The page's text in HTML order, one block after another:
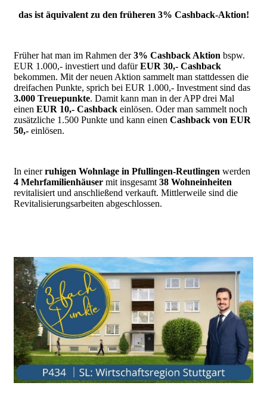
das ist äquivalent zu den früheren 3% Cashback-Aktion!
Früher hat man im Rahmen der3% Cashback Aktion bspw.
EUR 1.000,- investiert und dafürEUR 30,- Cashback
bekommen. Mit der neuen Aktion sammelt man stattdessen die
dreifachen Punkte, sprich bei EUR 1.000,- Investment sind das
3.000 Treuepunkte. Damit kann man in der APP drei Mal
einen EUR 10,- Cashback einlösen. Oder man sammelt noch
zusätzliche 1.500 Punkte und kann einen Cashback von EUR
50,- einlösen.
In einerruhigen Wohnlage in Pfullingen-Reutlingen werden
4 Mehrfamilienhäuser mit insgesamt 38 Wohneinheiten
revitalisiert und anschließend verkauft. Mittlerweile sind die
Revitalisierungsarbeiten abgeschlossen.